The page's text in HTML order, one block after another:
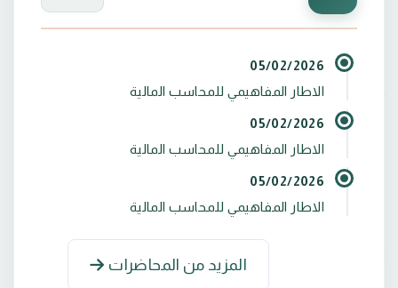
- المؤتمر الدولي للتقنيات المعاصرة في العلوم الادارية
الذي تقيمه جامعة الفرات الاوسط التقنية بالتعاون مع
كلية المستقبل الجامعة تحت شعار : نحو نهج معاصر
- تقييم القرارات الاستثمارية في القطاع الصحي وفق
05/02/2026
الاطار المفاهيمي للمحاسب المالية
05/02/2026
الاطار المفاهيمي للمحاسب المالية
05/02/2026
الاطار المفاهيمي للمحاسب المالية
المزيد من المحاضرات